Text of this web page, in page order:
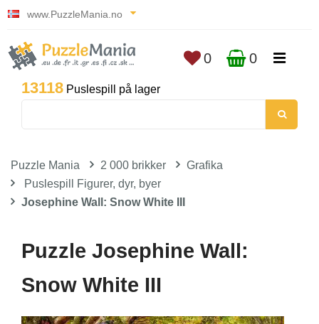
www.PuzzleMania.no
13118 Puslespill på lager
0 0
Puzzle Mania 2 000 brikker
Grafika
Puslespill Figurer, dyr, byer
Josephine Wall: Snow White III
Puzzle Josephine Wall:
Snow White III